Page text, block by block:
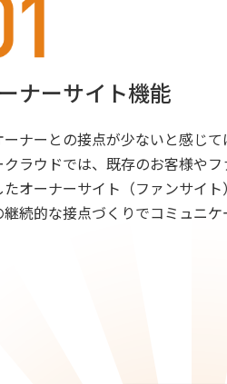
ナーサイト機能
ーナーとの接点が少ないと感じ
クラウドでは、既存のお客様や
たオーナーサイト（ファンサイ
継続的な接点づくりでコミュニ